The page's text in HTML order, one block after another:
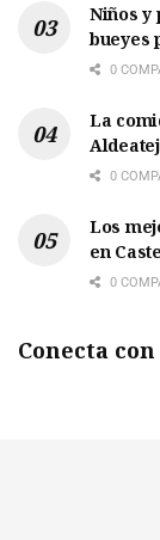
Niños y
bueyes
0
La
0
Los
en
0
Conecta